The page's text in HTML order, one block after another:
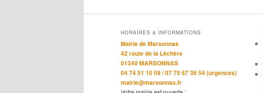
HORAIRES & INFORMATIONS
Mairie de Marsonnas
42 route de la Léchère
01340 MARSONNAS
04 74 51 10 09 / 07 75 67 36 54 (urgences)
mairie@marsonnas.fr